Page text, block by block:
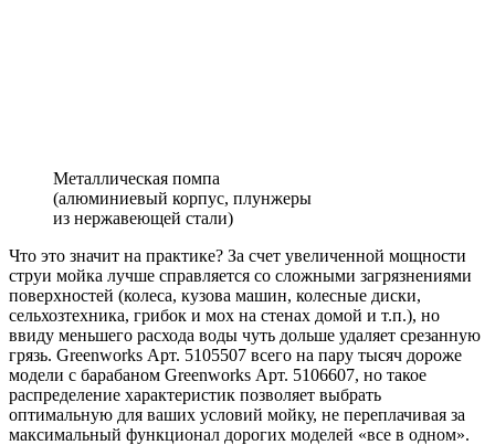
Металлическая помпа
(алюминиевый корпус, плунжеры
из нержавеющей стали)
Что это значит на практике? За счет увеличенной мощности
струи мойка лучше справляется со сложными загрязнениями
поверхностей (колеса, кузова машин, колесные диски,
сельхозтехника, грибок и мох на стенах домой и т.п.), но
ввиду меньшего расхода воды чуть дольше удаляет срезанную
грязь. Greenworks Арт. 5105507 всего на пару тысяч дороже
модели с барабаном Greenworks Арт. 5106607, но такое
распределение характеристик позволяет выбрать
оптимальную для ваших условий мойку, не переплачивая за
максимальный функционал дорогих моделей «все в одном».